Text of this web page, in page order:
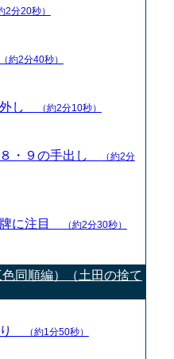
2分20秒）
（約2分40秒）
外し （約2分10秒）
・９の手出し
（約2分
牌に注目 （約2分30秒）
同順編）（土田の捨て
り （約1分50秒）